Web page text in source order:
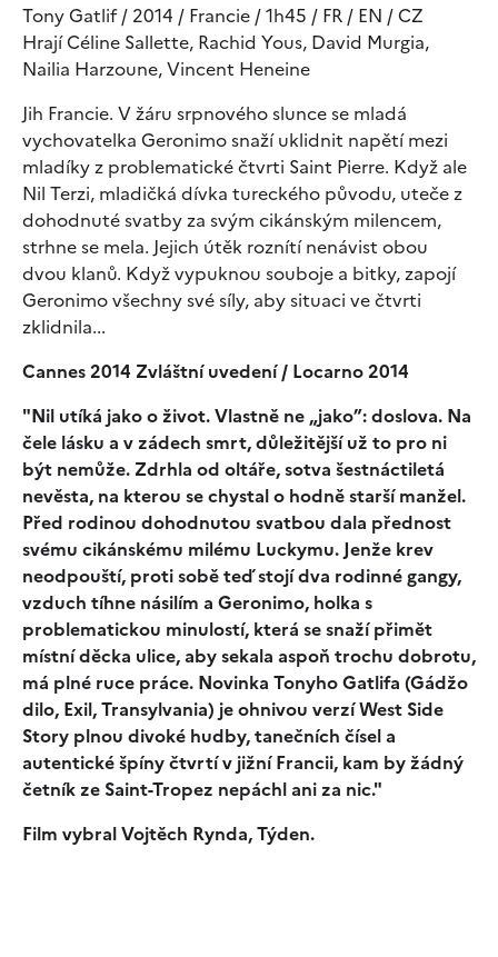
Tony Gatlif / 2014 / Francie / 1h45 / FR / EN / CZ
Hrají Céline Sallette, Rachid Yous, David Murgia,
Nailia Harzoune, Vincent Heneine
Jih Francie. V žáru srpnového slunce se mladá
vychovatelka Geronimo snaží uklidnit napětí mezi
mladíky z problematické čtvrti Saint Pierre. Když ale
Nil Terzi, mladičká dívka tureckého původu, uteče z
dohodnuté svatby za svým cikánským milencem,
strhne se mela. Jejich útěk roznítí nenávist obou
dvou klanů. Když vypuknou souboje a bitky, zapojí
Geronimo všechny své síly, aby situaci ve čtvrti
zklidnila...
Cannes 2014 Zvláštní uvedení / Locarno 2014
"Nil utíká jako o život. Vlastně ne „jako”: doslova. Na
čele lásku a v zádech smrt, důležitější už to pro ni
být nemůže. Zdrhla od oltáře, sotva šestnáctiletá
nevěsta, na kterou se chystal o hodně starší manžel.
Před rodinou dohodnutou svatbou dala přednost
svému cikánskému milému Luckymu. Jenže krev
neodpouští, proti sobě teď stojí dva rodinné gangy,
vzduch tíhne násilím a Geronimo, holka s
problematickou minulostí, která se snaží přimět
místní děcka ulice, aby sekala aspoň trochu dobrotu,
má plné ruce práce. Novinka Tonyho Gatlifa (Gádžo
dilo, Exil, Transylvania) je ohnivou verzí West Side
Story plnou divoké hudby, tanečních čísel a
autentické špíny čtvrtí v jižní Francii, kam by žádný
četník ze Saint-Tropez nepáchl ani za nic."
Film vybral Vojtěch Rynda, Týden.